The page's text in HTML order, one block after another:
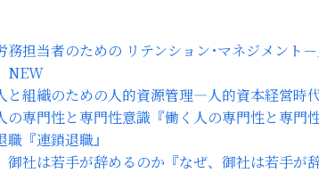
NEW
『働く人の専門性と専門
『連鎖退職』
『なぜ、御社は若手が